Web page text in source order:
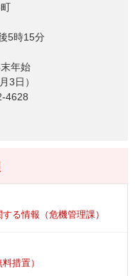
5時15分
年始
日）
4628
る情報（危機管理課）
措置）